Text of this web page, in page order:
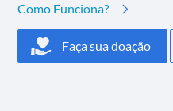
Como Funciona?
Faça sua doação